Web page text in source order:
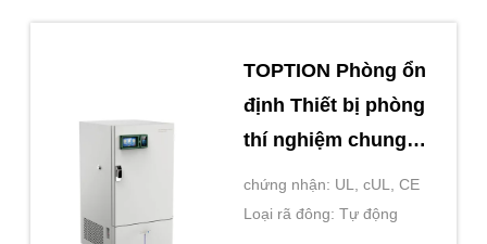
TOPTION Phòng ổn
định Thiết bị phòng
thí nghiệm chung
cho mỹ phẩmchứng nhận: UL, cUL, CE
Loại rã đông: Tự động